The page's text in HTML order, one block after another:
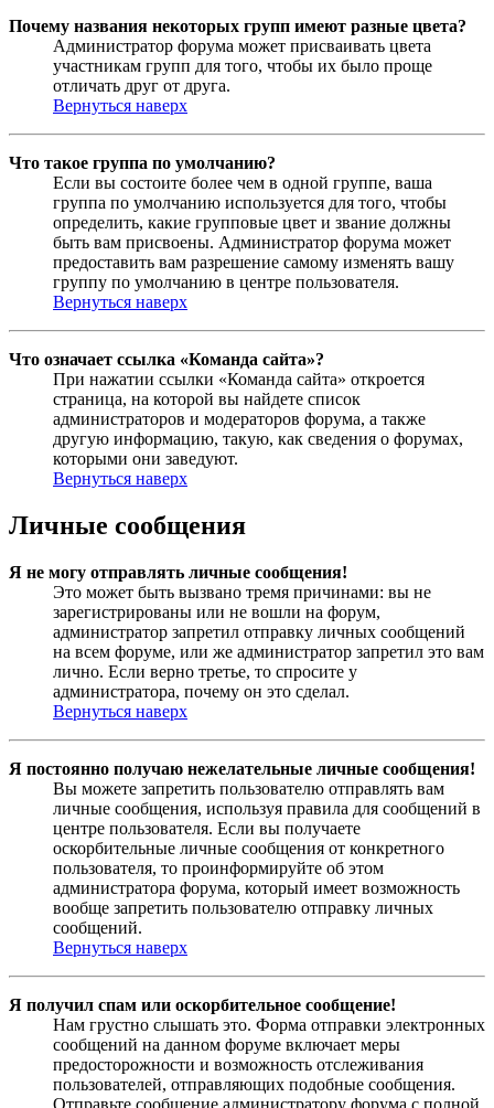
Почему названия некоторых групп имеют разные цвета?
Администратор форума может присваивать цвета
участникам групп для того, чтобы их было проще
отличать друг от друга.
Вернуться наверх
Что такое группа по умолчанию?
Если вы состоите более чем в одной группе, ваша
группа по умолчанию используется для того, чтобы
определить, какие групповые цвет и звание должны
быть вам присвоены. Администратор форума может
предоставить вам разрешение самому изменять вашу
группу по умолчанию в центре пользователя.
Вернуться наверх
Что означает ссылка «Команда сайта»?
При нажатии ссылки «Команда сайта» откроется
страница, на которой вы найдете список
администраторов и модераторов форума, а также
другую информацию, такую, как сведения о форумах,
которыми они заведуют.
Вернуться наверх
Личные сообщения
Я не могу отправлять личные сообщения!
Это может быть вызвано тремя причинами: вы не
зарегистрированы или не вошли на форум,
администратор запретил отправку личных сообщений
на всем форуме, или же администратор запретил это вам
лично. Если верно третье, то спросите у
администратора, почему он это сделал.
Вернуться наверх
Я постоянно получаю нежелательные личные сообщения!
Вы можете запретить пользователю отправлять вам
личные сообщения, используя правила для сообщений в
центре пользователя. Если вы получаете
оскорбительные личные сообщения от конкретного
пользователя, то проинформируйте об этом
администратора форума, который имеет возможность
вообще запретить пользователю отправку личных
сообщений.
Вернуться наверх
Я получил спам или оскорбительное сообщение!
Нам грустно слышать это. Форма отправки электронных
сообщений на данном форуме включает меры
предосторожности и возможность отслеживания
пользователей, отправляющих подобные сообщения.